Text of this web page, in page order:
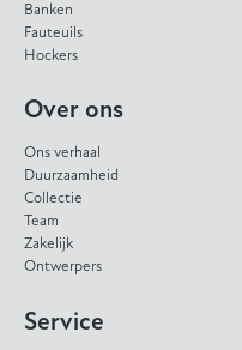
Banken
Fauteuils
Hockers
Over ons
Ons verhaal
Duurzaamheid
Collectie
Team
Zakelijk
Ontwerpers
Service